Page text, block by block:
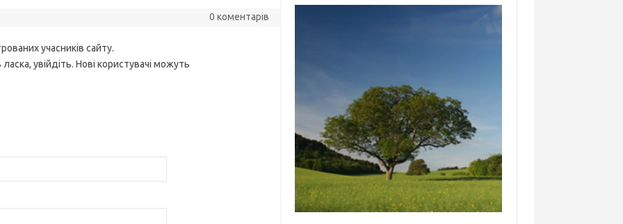
0 коментарів
учасників сайту.
увійдіть. Нові користувачі можуть